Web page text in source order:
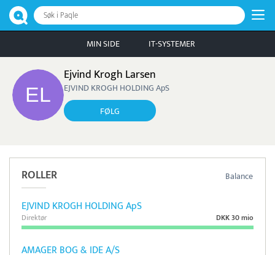
Søk i Paqle
MIN SIDE IT-SYSTEMER
Ejvind Krogh Larsen
EJVIND KROGH HOLDING ApS
FØLG
Balance
ROLLER
EJVIND KROGH HOLDING ApS
DKK 30 mio
Direktør
AMAGER BOG & IDE A/S